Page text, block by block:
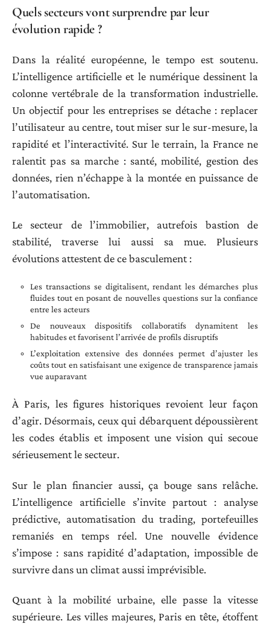
Quels secteurs vont surprendre par leur
évolution rapide ?
Dans la réalité européenne, le tempo est soutenu.
L’intelligence artificielle et le numérique dessinent la
colonne vertébrale de la transformation industrielle.
Un objectif pour les entreprises se détache : replacer
l’utilisateur au centre, tout miser sur le sur-mesure, la
rapidité et l’interactivité. Sur le terrain, la France ne
ralentit pas sa marche : santé, mobilité, gestion des
données, rien n’échappe à la montée en puissance de
l’automatisation.
Le secteur de l’immobilier, autrefois bastion de
stabilité, traverse lui aussi sa mue. Plusieurs
évolutions attestent de ce basculement :
Les transactions se digitalisent, rendant les démarches plus
fluides tout en posant de nouvelles questions sur la confiance
entre les acteurs
De nouveaux dispositifs collaboratifs dynamitent les
habitudes et favorisent l’arrivée de profils disruptifs
L’exploitation extensive des données permet d’ajuster les
coûts tout en satisfaisant une exigence de transparence jamais
vue auparavant
À Paris, les figures historiques revoient leur façon
d’agir. Désormais, ceux qui débarquent dépoussièrent
les codes établis et imposent une vision qui secoue
sérieusement le secteur.
Sur le plan financier aussi, ça bouge sans relâche.
L’intelligence artificielle s’invite partout : analyse
prédictive, automatisation du trading, portefeuilles
remaniés en temps réel. Une nouvelle évidence
s’impose : sans rapidité d’adaptation, impossible de
survivre dans un climat aussi imprévisible.
Quant à la mobilité urbaine, elle passe la vitesse
supérieure. Les villes majeures, Paris en tête, étoffent